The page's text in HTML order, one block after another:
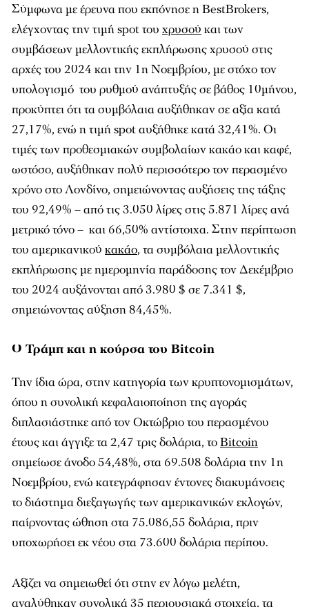
Σύμφωνα με έρευνα που εκπόνησε η BestBrokers,
ελέγχοντας την τιμή spot του χρυσού και των
συμβάσεων μελλοντικής εκπλήρωσης χρυσού στις
αρχές του 2024 και την 1η Νοεμβρίου, με στόχο τον
υπολογισμό του ρυθμού ανάπτυξής σε βάθος 10μήνου,
προκύπτει ότι τα συμβόλαια αυξήθηκαν σε αξία κατά
27,17%, ενώ η τιμή spot αυξήθηκε κατά 32,41%. Οι
τιμές των προθεσμιακών συμβολαίων κακάο και καφέ,
ωστόσο, αυξήθηκαν πολύ περισσότερο τον περασμένο
χρόνο στο Λονδίνο, σημειώνοντας αυξήσεις της τάξης
του 92,49% – από τις 3.050 λίρες στις 5.871 λίρες ανά
μετρικό τόνο – και 66,50% αντίστοιχα. Στην περίπτωση
του αμερικανικού κακάο, τα συμβόλαια μελλοντικής
εκπλήρωσης με ημερομηνία παράδοσης τον Δεκέμβριο
του 2024 αυξάνονται από 3.980 $ σε 7.341 $,
σημειώνοντας αύξηση 84,45%.
Ο Τράμπ και η κούρσα του Bitcoin
Την ίδια ώρα, στην κατηγορία των κρυπτονομισμάτων,
όπου η συνολική κεφαλαιοποίηση της αγοράς
διπλασιάστηκε από τον Οκτώβριο του περασμένου
έτους και άγγιξε τα 2,47 τρις δολάρια, τοBitcoin
σημείωσε άνοδο 54,48%, στα 69.508 δολάρια την 1η
Νοεμβρίου, ενώ κατεγράφησαν έντονες διακυμάνσεις
το διάστημα διεξαγωγής των αμερικανικών εκλογών,
παίρνοντας ώθηση στα 75.086,55 δολάρια, πριν
υποχωρήσει εκ νέου στα 73.600 δολάρια περίπου.
Αξίζει να σημειωθεί ότι στην εν λόγω μελέτη,
αναλύθηκαν συνολικά 35 περιουσιακά στοιχεία, τα